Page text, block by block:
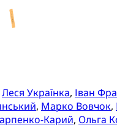
Леся Українка, Іван
, Марко Вовчок,
Карий, Ольга